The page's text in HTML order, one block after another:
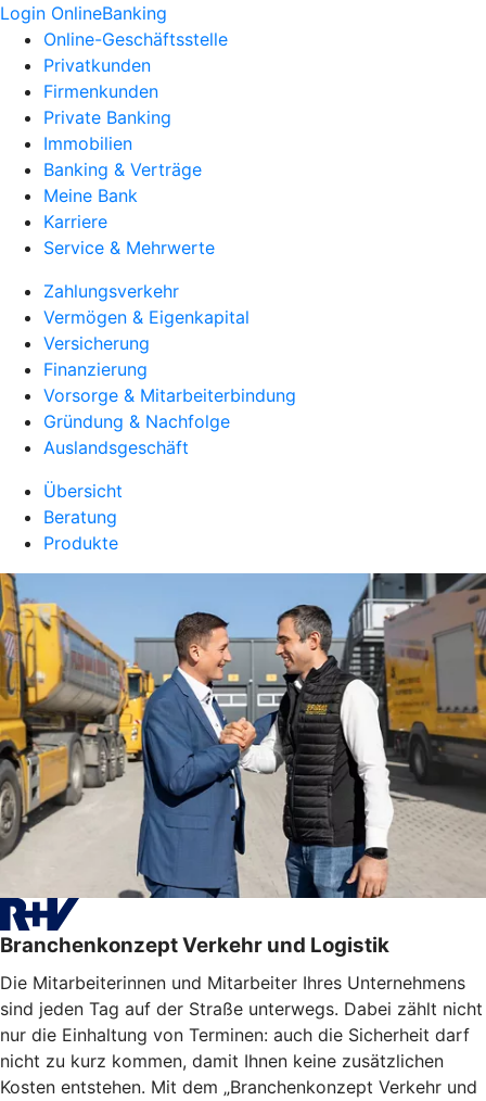
Login OnlineBanking
Online-Geschäftsstelle
Privatkunden
Firmenkunden
Private Banking
Immobilien
Banking & Verträge
Meine Bank
Karriere
Service & Mehrwerte
Zahlungsverkehr
Vermögen & Eigenkapital
Versicherung
Finanzierung
Vorsorge & Mitarbeiterbindung
Gründung & Nachfolge
Auslandsgeschäft
Übersicht
Beratung
Produkte
Branchenkonzept Verkehr und Logistik
Die Mitarbeiterinnen und Mitarbeiter Ihres Unternehmens
sind jeden Tag auf der Straße unterwegs. Dabei zählt nicht
nur die Einhaltung von Terminen: auch die Sicherheit darf
nicht zu kurz kommen, damit Ihnen keine zusätzlichen
Kosten entstehen. Mit dem „Branchenkonzept Verkehr und